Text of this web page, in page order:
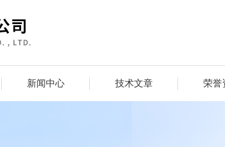
新闻中心 技术文章 荣誉